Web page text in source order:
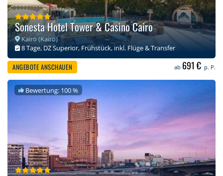
Sonesta Hotel Tower & Casino Cairo
Kairo (Kairo)
8 Tage, DZ Superior, Frühstück, inkl. Flüge & Transfer
ANGEBOTE ANSCHAUEN ab 691 € p. P.
Bewertung: 100 %